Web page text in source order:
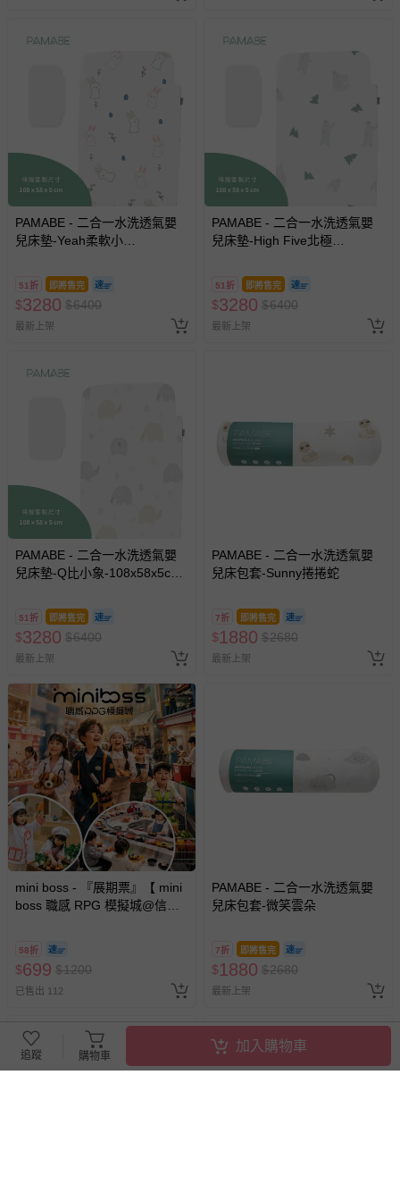
PAMABE - 二合一水洗透氣嬰
兒床墊-Yeah柔軟小
Next2Me Forever)
51折 即將售完
$3280 $6400
最新上架
PAMABE - 二合一水洗透氣嬰
兒床墊-High Five北極
Next2Me Forever)
51折 即將售完
$3280 $6400
最新上架
PAMABE - 二合一水洗透氣嬰
兒床墊-Q比小象-108x58x5cm
Forever)
51折 即將售完
$3280 $6400
最新上架
PAMABE - 二合一水洗透氣嬰
兒床包套-Sunny捲捲蛇
7折 即將售完
$1880 $2680
最新上架
mini boss - 『展期票』【 mini
boss 職感 RPG 模擬城@信義
換，依現場梯次安排入場，逾
期作廢) (兒童票(2歲以上)贈一
名陪伴成人)
58折
$699 $1200
已售出 112
PAMABE - 二合一水洗透氣嬰
兒床包套-微笑雲朵
7折 即將售完
$1880 $2680
最新上架
追蹤 購物車
加入購物車